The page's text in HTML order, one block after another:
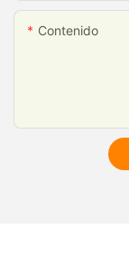
Contenido